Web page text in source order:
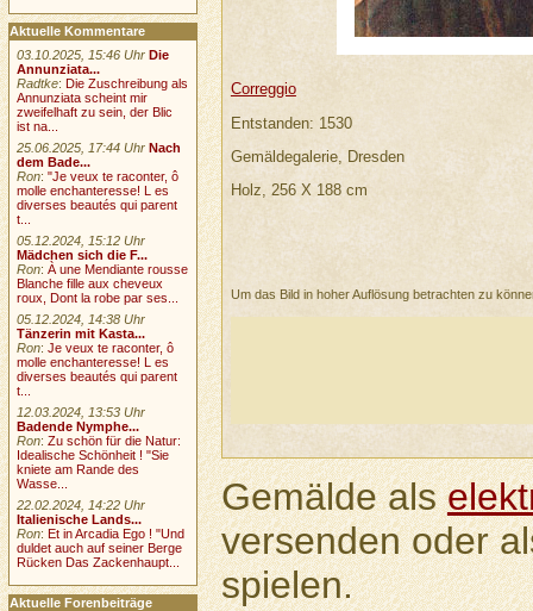
Correggio
Entstanden: 1530
Gemäldegalerie, Dresden
Holz, 256 X 188 cm
Um das Bild in hoher Auflösung betrachten zu
Gemälde als
versenden oder
spielen.
Aktuelle Kommentare
03.10.2025, 15:46 Uhr Die
Annunziata...
Radtke: Die Zuschreibung als
Annunziata scheint mir
zweifelhaft zu sein, der Blic
ist na...
25.06.2025, 17:44 Uhr Nach
dem Bade...
Ron:"Je veux te raconter, ô
molle enchanteresse! L es
diverses beautés qui parent
t...
05.12.2024, 15:12 Uhr
Mädchen sich die F...
Ron:À une Mendiante rousse
Blanche fille aux cheveux
roux, Dont la robe par ses...
05.12.2024, 14:38 Uhr
Tänzerin mit Kasta...
Ron:Je veux te raconter, ô
molle enchanteresse! L es
diverses beautés qui parent
t...
12.03.2024, 13:53 Uhr
Badende Nymphe...
Ron:Zu schön für die Natur:
Idealische Schönheit ! "Sie
kniete am Rande des
Wasse...
22.02.2024, 14:22 Uhr
Italienische Lands...
Ron:Et in Arcadia Ego ! "Und
duldet auch auf seiner Berge
Rücken Das Zackenhaupt...
Aktuelle Forenbeiträge